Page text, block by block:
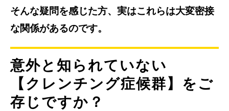
そんな疑問を感じた方、実はこれらは大変密接
な関係があるのです。
意外と知られていない
【クレンチング症候群】をご
存じですか？